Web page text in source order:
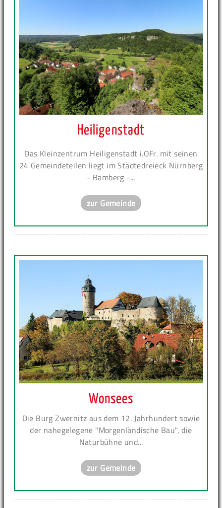
Heiligenstadt
Das Kleinzentrum Heiligenstadt i.OFr. mit seinen
24 Gemeindeteilen liegt im Städtedreieck Nürnberg
- Bamberg -...
zur Gemeinde
Wonsees
Die Burg Zwernitz aus dem 12. Jahrhundert sowie
der nahegelegene "Morgenländische Bau", die
Naturbühne und...
zur Gemeinde